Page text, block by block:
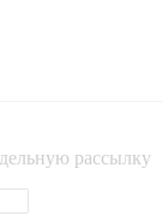
рассылку